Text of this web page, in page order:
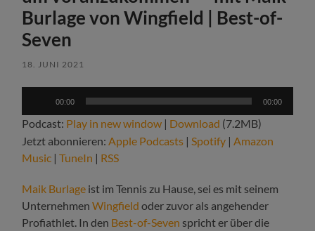
Burlage von Wingfield | Best-of-
Seven
18. JUNI 2021
00:00 00:00
Podcast: Play in new window | Download (7.2MB)
Jetzt abonnieren: Apple Podcasts | Spotify | Amazon
Music |TuneIn | RSS
Maik Burlage ist im Tennis zu Hause, sei es mit seinem
UnternehmenWingfield oder zuvor als angehender
Profiathlet. In den Best-of-Seven spricht er über die